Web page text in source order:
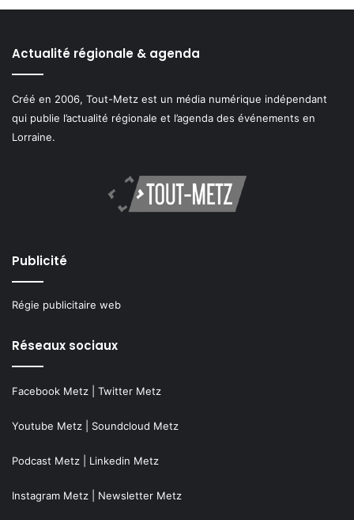
Actualité régionale & agenda
Créé en 2006, Tout-Metz est un média numérique indépendant
qui publie l’actualité régionale et l’agenda des événements en
Lorraine.
Publicité
Régie publicitaire web
Réseaux sociaux
Facebook Metz Twitter Metz
Youtube Metz Soundcloud Metz
Podcast Metz Linkedin Metz
Instagram Metz Newsletter Metz